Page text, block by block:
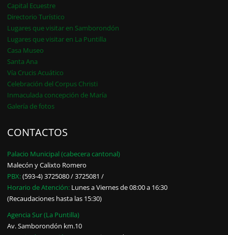
Capital Ecuestre
Directorio Turístico
Lugares que visitar en Samborondón
Lugares que visitar en La Puntilla
Casa Museo
Santa Ana
Vía Crucis Acuático
Celebración del Corpus Christi
Inmaculada concepción de María
Galería de fotos
CONTACTOS
Palacio Municipal (cabecera cantonal)
Malecón y Calixto Romero
PBX:(593-4) 3725080 / 3725081 /
Horario de Atención: Lunes a Viernes de 08:00 a 16:30
(Recaudaciones hasta las 15:30)
Agencia Sur (La Puntilla)
Av. Samborondón km.10